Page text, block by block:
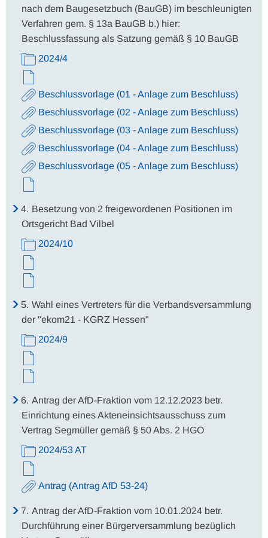
nach dem Baugesetzbuch (BauGB) im beschleunigten
Verfahren gem. § 13a BauGB b.) hier:
Beschlussfassung als Satzung gemäß § 10 BauGB
2024/4
Beschlussvorlage (01 - Anlage zum Beschluss)
Beschlussvorlage (02 - Anlage zum Beschluss)
Beschlussvorlage (03 - Anlage zum Beschluss)
Beschlussvorlage (04 - Anlage zum Beschluss)
Beschlussvorlage (05 - Anlage zum Beschluss)
4. Besetzung von 2 freigewordenen Positionen im
Ortsgericht Bad Vilbel
2024/10
5. Wahl eines Vertreters für die Verbandsversammlung
der "ekom21 - KGRZ Hessen"
2024/9
6. Antrag der AfD-Fraktion vom 12.12.2023 betr.
Einrichtung eines Akteneinsichtsausschuss zum
Vertrag Segmüller gemäß § 50 Abs. 2 HGO
2024/53 AT
Antrag (Antrag AfD 53-24)
7. Antrag der AfD-Fraktion vom 10.01.2024 betr.
Durchführung einer Bürgerversammlung bezüglich